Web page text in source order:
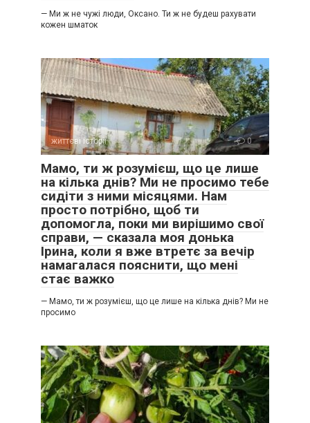
— Ми ж не чужі люди, Оксано. Ти ж не будеш рахувати
кожен шматок
життєві історії 0
Мамо, ти ж розумієш, що це лише
на кілька днів? Ми не просимо тебе
сидіти з ними місяцями. Нам
просто потрібно, щоб ти
допомогла, поки ми вирішимо свої
справи, — сказала моя донька
Ірина, коли я вже втретє за вечір
намагалася пояснити, що мені
стає важко
— Мамо, ти ж розумієш, що це лише на кілька днів? Ми не
просимо